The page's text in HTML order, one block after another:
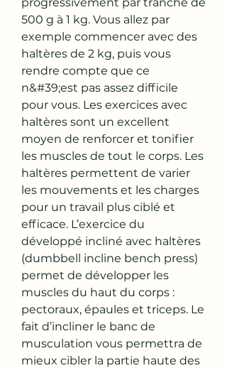
500 g à 1 kg. Vous allez par
exemple commencer avec des
haltères de 2 kg, puis vous
rendre compte que ce
n&#39;est pas assez difficile
pour vous. Les exercices avec
haltères sont un excellent
moyen de renforcer et tonifier
les muscles de tout le corps. Les
haltères permettent de varier
les mouvements et les charges
pour un travail plus ciblé et
efficace. L’exercice du
développé incliné avec haltères
(dumbbell incline bench press)
permet de développer les
muscles du haut du corps :
pectoraux, épaules et triceps. Le
fait d’incliner le banc de
musculation vous permettra de
mieux cibler la partie haute des